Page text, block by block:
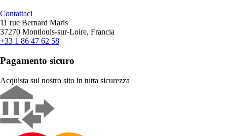
Contattaci
11 rue Bernard Maris
37270 Montlouis-sur-Loire, Francia
+33 1 86 47 62 58
Pagamento sicuro
Acquista sul nostro sito in tutta sicurezza